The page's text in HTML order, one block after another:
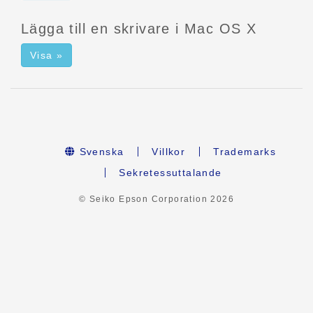
Lägga till en skrivare i Mac OS X
Visa »
Svenska Villkor
Trademarks
Sekretessuttalande
© Seiko Epson Corporation2026